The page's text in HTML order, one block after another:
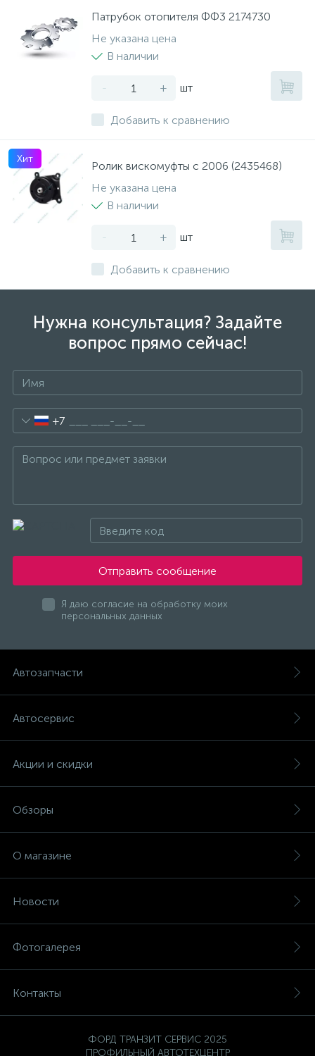
Патрубок отопителя ФФ3 2174730
Не указана цена
В наличии
- + шт
Добавить к сравнению
Хит
Ролик вискомуфты с 2006 (2435468)
Не указана цена
В наличии
- + шт
Добавить к сравнению
Нужна консультация? Задайте
вопрос прямо сейчас!
+7
Отправить сообщение
Я даю согласие на обработку моих
персональных данных
Автозапчасти
Автосервис
Акции и скидки
Обзоры
О магазине
Новости
Фотогалерея
Контакты
ФОРД ТРАНЗИТ СЕРВИС 2025
ПРОФИЛЬНЫЙ АВТОТЕХЦЕНТР